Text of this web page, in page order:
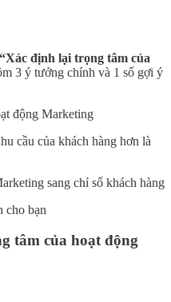
“Xác định lại trọng tâm của
3 ý tưởng chính và 1 số gợi ý
động Marketing
cầu của khách hàng hơn là
sang chỉ số khách hàng
cho bạn
tâm của hoạt động